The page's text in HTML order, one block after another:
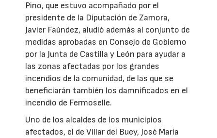
Pino, que estuvo acompañado por el
presidente de la Diputación de Zamora,
Javier Faúndez, aludió además al conjunto de
medidas aprobadas en Consejo de Gobierno
por la Junta de Castilla y León para ayudar a
las zonas afectadas por los grandes
incendios de la comunidad, de las que se
beneficiarán también los damnificados en el
incendio de Fermoselle.
Uno de los alcaldes de los municipios
afectados, el de Villar del Buey, José María